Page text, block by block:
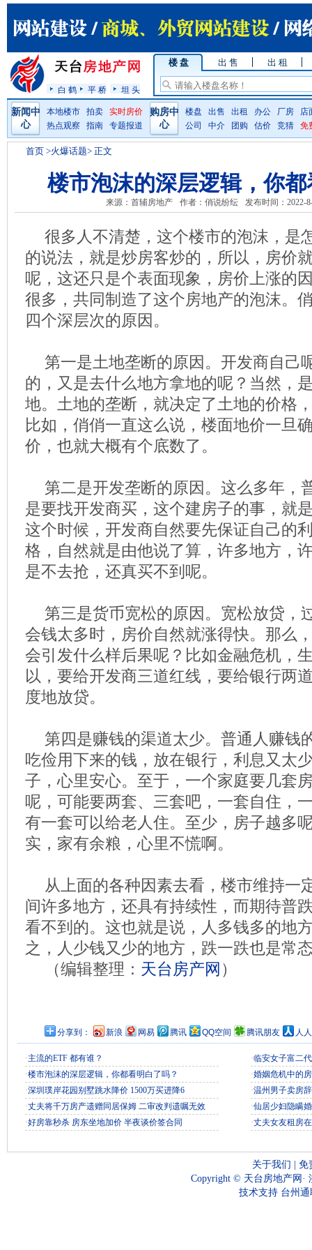
白 鹤 平 桥 坦 头
楼 盘 出 售 出 租
新闻中
心
本地楼市 拍卖
实时房价
热点观察
指南 专题报道
购房中
心
楼盘 出售 出租 办公 厂房
店
公司
中介 团购 估价 竞猜 免
首页 >火爆话题> 正文
楼市泡沫的深层逻辑，你
来源：首辅房地产 作者：俏说纷纭 发布时间：2022-
很多人不清楚，这个楼市的泡沫，是
的说法，就是炒房客炒的，所以，房价
呢，这还只是个表面现象，房价上涨的
很多，共同制造了这个房地产的泡沫。
四个深层次的原因。
第一是土地垄断的原因。开发商自己
的，又是去什么地方拿地的呢？当然，
地。土地的垄断，就决定了土地的价格
比如，俏俏一直这么说，楼面地价一旦
价，也就大概有个底数了。
第二是开发垄断的原因。这么多年，
是要找开发商买，这个建房子的事，就
这个时候，开发商自然要先保证自己的
格，自然就是由他说了算，许多地方，
是不去抢，还真买不到呢。
第三是货币宽松的原因。宽松放贷，
会钱太多时，房价自然就涨得快。那么
会引发什么样后果呢？比如金融危机，
以，要给开发商三道红线，要给银行两
度地放贷。
第四是赚钱的渠道太少。普通人赚钱
吃俭用下来的钱，放在银行，利息又太
子，心里安心。至于，一个家庭要几套
呢，可能要两套、三套吧，一套自住，
有一套可以给老人住。至少，房子越多
实，家有余粮，心里不慌啊。
从上面的各种因素去看，楼市维持一
间许多地方，还具有持续性，而期待普
看不到的。这也就是说，人多钱多的地
之，人少钱又少的地方，跌一跌也是常
（编辑整理： 天台房产网 ）
分享到： 新浪 网易 腾讯 QQ空间 腾讯朋友 人
·主流的ETF 都有谁？
·楼市泡沫的深层逻辑，你都看明白了吗？
·深圳璞岸花园别墅跳水降价 1500万买进降6
·丈夫将千万房产遗赠同居保姆 二审改判遗嘱无效
·好房靠秒杀 房东坐地加价 半夜谈价签合同
·临安女子富二
·婚姻危机中的
·温州男子卖房
·仙居少妇隐瞒
·丈夫女友租房
关于我们
免
Copyright © 天台房地产网 ·
技术支持 台州